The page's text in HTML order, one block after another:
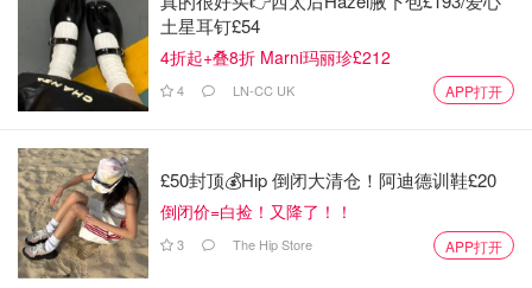
土星耳钉£54
4折起+叠8折 Marni玛丽珍£212
4 LN-CC UK APP打开
£50封顶💰Hip 倒闭大清仓！阿迪德训鞋£20
倒闭价=白捡！又降了！！
3 The Hip Store APP打开